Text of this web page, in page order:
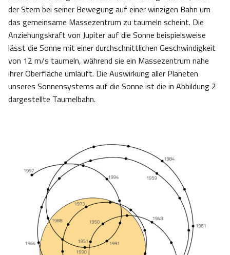
der Stern bei seiner Bewegung auf einer winzigen Bahn um
das gemeinsame Massezentrum zu taumeln scheint. Die
Anziehungskraft von Jupiter auf die Sonne beispielsweise
lässt die Sonne mit einer durchschnittlichen Geschwindigkeit
von 12 m/s taumeln, während sie ein Massezentrum nahe
ihrer Oberfläche umläuft. Die Auswirkung aller Planeten
unseres Sonnensystems auf die Sonne ist die in Abbildung 2
dargestellte Taumelbahn.